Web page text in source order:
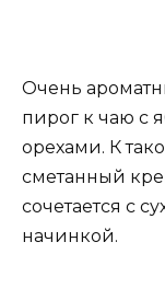
Очень
пирог к чаю с
орехами. К
сметанный
сочетается с
начинкой.